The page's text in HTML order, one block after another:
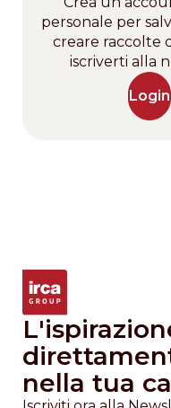
personale per
creare raccolte
iscriverti alla
Login
nella tua